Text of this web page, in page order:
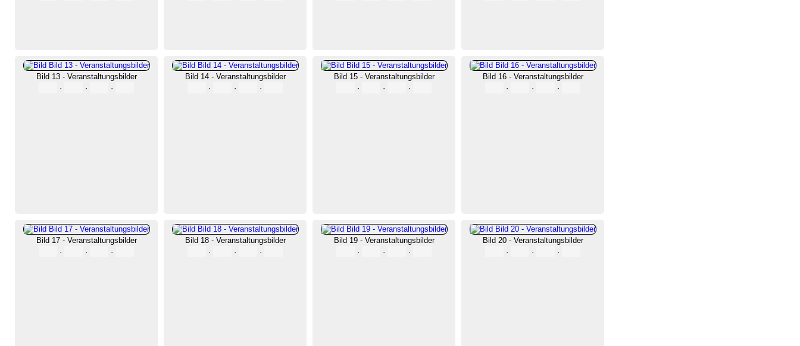
Bild 13 - Veranstaltungsbilder
·
· ·
Bild 14 - Veranstaltungsbilder
·
· ·
Bild 15 - Veranstaltungsbilder
·
· ·
Bild 16 - Veranstaltungsbilder
·
· ·
Bild 17 - Veranstaltungsbilder
·
· ·
Bild 18 - Veranstaltungsbilder
·
· ·
Bild 19 - Veranstaltungsbilder
·
· ·
Bild 20 - Veranstaltungsbilder
·
· ·